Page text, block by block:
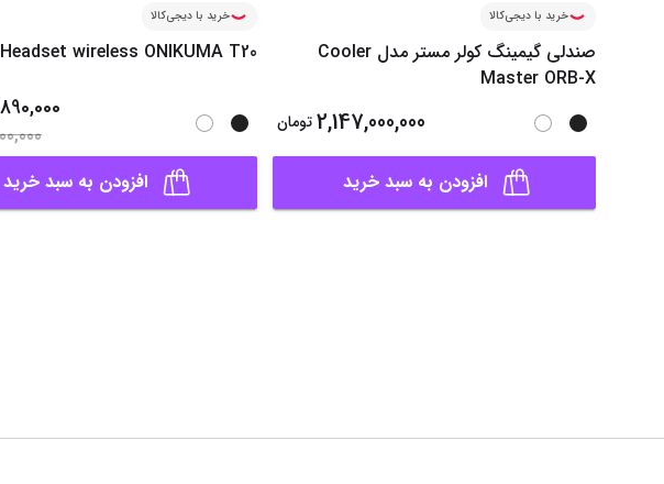
خرید با دیجی‌کالا
صندلی گیمینگ کولر مستر مدل Cooler
Master ORB-X
2,147,000,000 تومان
افزودن به سبد خرید
خرید با دیجی‌کالا
Headset wireless ONIKUMA T20
افزودن به سبد خرید